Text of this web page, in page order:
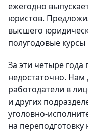
ежегодно
юристов.
высшего
полугодовые курсы
За эти четыре
недостаточно. Нам
работодатели в
и других
уголовно-
на